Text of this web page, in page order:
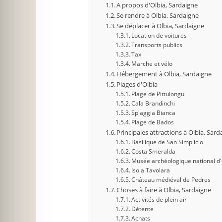
A propos d'Olbia, Sardaigne
Se rendre à Olbia, Sardaigne
Se déplacer à Olbia, Sardaigne
Location de voitures
Transports publics
Taxi
Marche et vélo
Hébergement à Olbia, Sardaigne
Plages d'Olbia
Plage de Pittulongu
Cala Brandinchi
Spiaggia Bianca
Plage de Bados
Principales attractions à Olbia,
Basilique de San Simplicio
Costa Smeralda
Musée archéologique national
Isola Tavolara
Château médiéval de Pedres
Choses à faire à Olbia, Sardaigne
Activités de plein air
Détente
Achats